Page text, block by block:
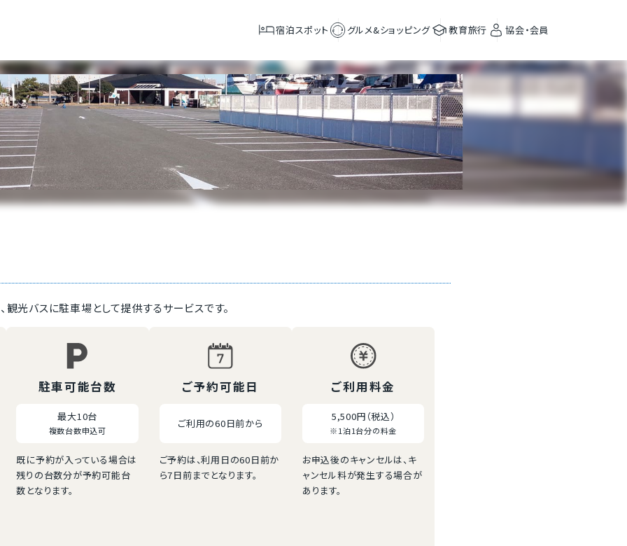
宿泊スポット グルメ&ショッピング 教育旅行 協会・会員
光バスに駐車場として提供するサービスです。
駐車可能台数
最大10台
複数台数申込可
既に予約が入っている場合は
残りの台数分が予約可能台
数となります。
ご予約可能日
ご利用の60日前から
ご予約は、利用日の60日前か
ら7日前までとなります。
ご利用料金
5,500円（税込）
※1泊1台分の料金
お申込後のキャンセルは、キ
ャンセル料が発生する場合が
あります。